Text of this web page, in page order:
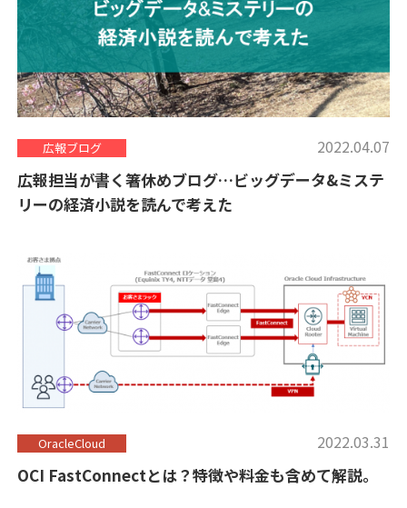
広報ブログ 2022.04.07
広報担当が書く箸休めブログ…ビッグデータ&ミステ
リーの経済小説を読んで考えた
OracleCloud 2022.03.31
OCI FastConnectとは？特徴や料金も含めて解説。